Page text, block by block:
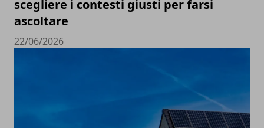
scegliere i contesti giusti per farsi
ascoltare
22/06/2026